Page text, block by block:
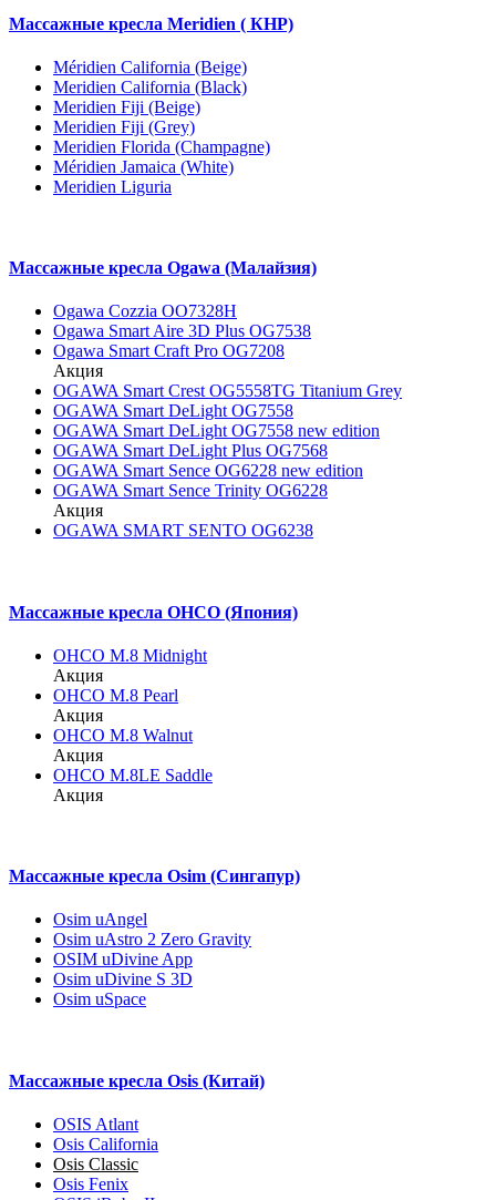
Массажные кресла Meridien ( КНР)
Méridien California (Beige)
Meridien California (Black)
Meridien Fiji (Beige)
Meridien Fiji (Grey)
Meridien Florida (Champagne)
Méridien Jamaica (White)
Meridien Liguria
Массажные кресла Ogawa (Малайзия)
Ogawa Cozzia OO7328H
Ogawa Smart Aire 3D Plus OG7538
Ogawa Smart Craft Pro OG7208
Акция
OGAWA Smart Crest OG5558TG Titanium Grey
OGAWA Smart DeLight OG7558
OGAWA Smart DeLight OG7558 new edition
OGAWA Smart DeLight Plus OG7568
OGAWA Smart Sence OG6228 new edition
OGAWA Smart Sence Trinity OG6228
Акция
OGAWA SMART SENTO OG6238
Массажные кресла OHCO (Япония)
OHCO M.8 Midnight
Акция
OHCO M.8 Pearl
Акция
OHCO M.8 Walnut
Акция
OHCO M.8LE Saddle
Акция
Массажные кресла Osim (Сингапур)
Osim uAngel
Osim uAstro 2 Zero Gravity
OSIM uDivine App
Osim uDivine S 3D
Osim uSpace
Массажные кресла Osis (Китай)
OSIS Atlant
Osis California
Osis Classic
Osis Fenix